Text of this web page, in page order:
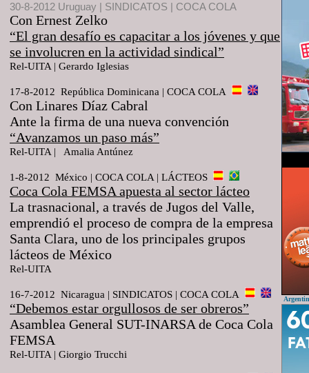
30-8-2012 Uruguay | SINDICATOS | COCA COLA
Con Ernest Zelko
“El gran desafío es capacitar a los jóvenes y que
se involucren en la actividad sindical”
Rel-UITA | Gerardo Iglesias
17-8-2012 República Dominicana | COCA COLA
Con Linares Díaz Cabral
Ante la firma de una nueva convención
“Avanzamos un paso más”
Rel-UITA | Amalia Antúnez
1-8-2012 México | COCA COLA | LÁCTEOS
Coca Cola FEMSA apuesta al sector lácteo
La trasnacional, a través de Jugos del Valle,
emprendió el proceso de compra de la empresa
Santa Clara, uno de los principales grupos
lácteos de México
Rel-UITA
16-7-2012 Nicaragua | SINDICATOS | COCA COLA
“Debemos estar orgullosos de ser obreros”
Asamblea General SUT-INARSA de Coca Cola
FEMSA
Rel-UITA | Giorgio Trucchi